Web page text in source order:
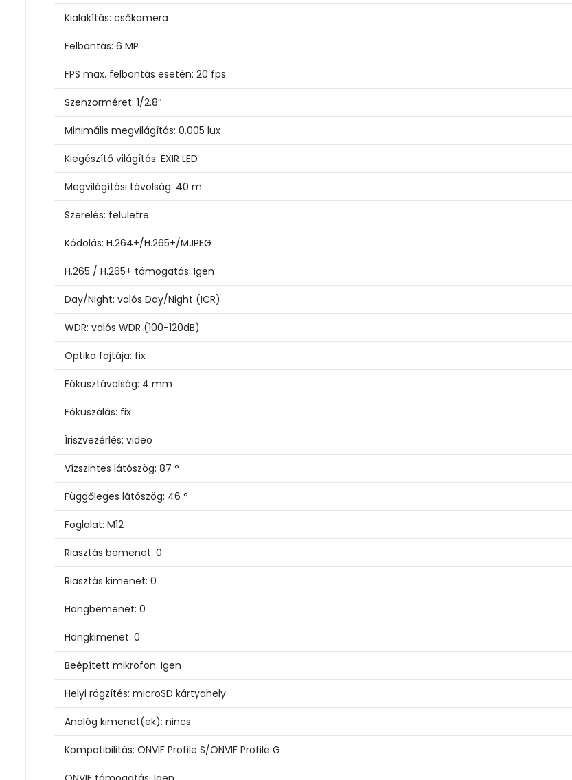
Kialakítás: csőkamera
Felbontás: 6 MP
FPS max. felbontás esetén: 20 fps
Szenzorméret: 1/2.8″
Minimális megvilágítás: 0.005 lux
Kiegészítő világítás: EXIR LED
Megvilágítási távolság: 40 m
Szerelés: felületre
Kódolás: H.264+/H.265+/MJPEG
H.265 / H.265+ támogatás: Igen
Day/Night: valós Day/Night (ICR)
WDR: valós WDR (100-120dB)
Optika fajtája: fix
Fókusztávolság: 4 mm
Fókuszálás: fix
Íriszvezérlés: video
Vízszintes látószög: 87 °
Függőleges látószög: 46 °
Foglalat: M12
Riasztás bemenet: 0
Riasztás kimenet: 0
Hangbemenet: 0
Hangkimenet: 0
Beépített mikrofon: Igen
Helyi rögzítés: microSD kártyahely
Analóg kimenet(ek): nincs
Kompatibilitás: ONVIF Profile S/ONVIF Profile G